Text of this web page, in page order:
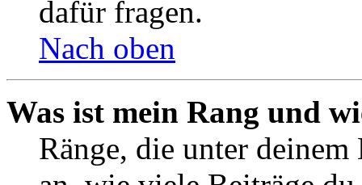
dafür fragen.
Nach oben
Was ist mein Rang und
Ränge, die unter deinem